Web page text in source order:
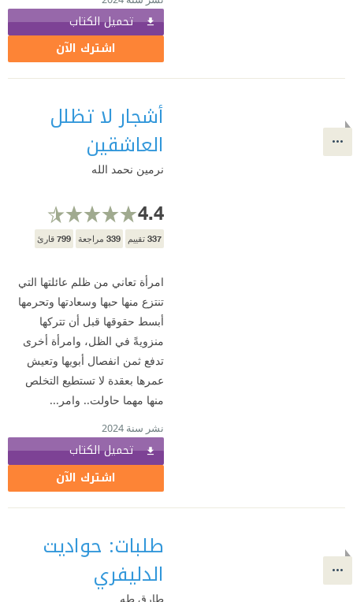
تحميل الكتاب
اشترك الآن
أشجار لا تظلل
العاشقين
نرمين نحمد الله
4.4
337 تقييم 339 مراجعة 799 قارئ
امرأة تعاني من ظلم عائلتها التي
تنتزع منها حبها وسعادتها وتحرمها
أبسط حقوقها قبل أن تتركها
منزويةً في الظل، وامرأة أخرى
تدفع ثمن انفصال أبويها وتعيش
عمرها بعقدة لا تستطيع التخلص
منها مهما حاولت.. وامر...
نشر سنة 2024
تحميل الكتاب
اشترك الآن
طلبات: حواديت
الدليفري
طارق طه